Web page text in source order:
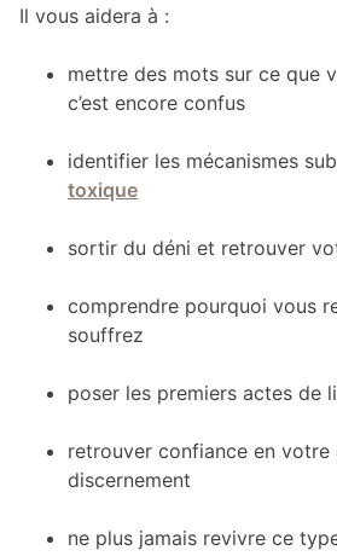
Il vous aidera à :
mettre des mots sur ce que
c’est encore confus
identifier les mécanismes
toxique
sortir du déni et retrouver
comprendre pourquoi vous
souffrez
poser les premiers actes de
retrouver confiance en votre
discernement
ne plus jamais revivre ce